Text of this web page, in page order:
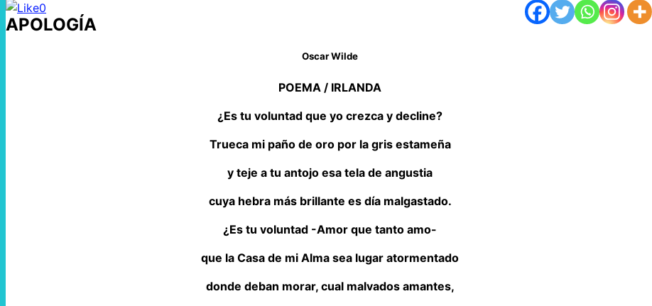
0
APOLOGÍA
Oscar Wilde
POEMA / IRLANDA
¿Es tu voluntad que yo crezca y decline?
Trueca mi paño de oro por la gris estameña
y teje a tu antojo esa tela de angustia
cuya hebra más brillante es día malgastado.
¿Es tu voluntad -Amor que tanto amo-
que la Casa de mi Alma sea lugar atormentado
donde deban morar, cual malvados amantes,